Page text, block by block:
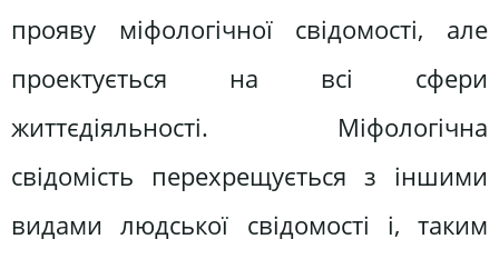
прояву міфологічної свідомості, але
проектується на всі сфери
життєдіяльності. Міфологічна
свідомість перехрещується з іншими
видами людської свідомості і, таким